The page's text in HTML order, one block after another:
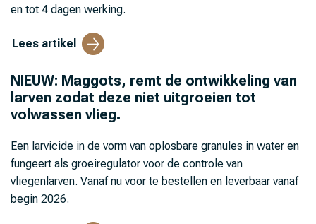
en tot 4 dagen werking.
Lees artikel
NIEUW: Maggots, remt de ontwikkeling van
larven zodat deze niet uitgroeien tot
volwassen vlieg.
Een larvicide in de vorm van oplosbare granules in water en
fungeert als groeiregulator voor de controle van
vliegenlarven. Vanaf nu voor te bestellen en leverbaar vanaf
begin 2026.